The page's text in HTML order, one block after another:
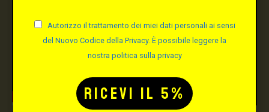
Autorizzo il trattamento dei miei dati personali ai sensi
del Nuovo Codice della Privacy. È possibile leggere la
nostra politica sulla privacy